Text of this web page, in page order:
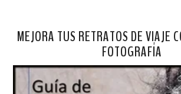
MEJORA TUS RETRATOS DE VIAJE
FOTOGRAFÍA